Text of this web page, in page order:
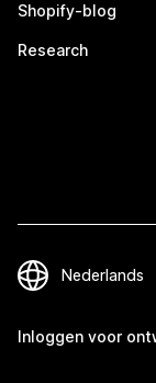
Shopify-blog
Research
Inloggen voor